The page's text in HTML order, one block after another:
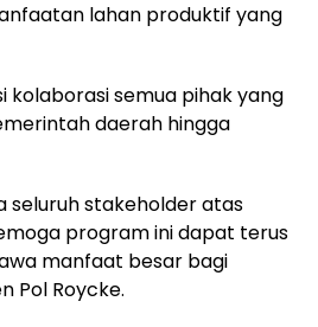
lahan produktif yang
kolaborasi semua pihak yang
daerah hingga
seluruh stakeholder atas
program ini dapat terus
manfaat besar bagi
Pol Roycke.